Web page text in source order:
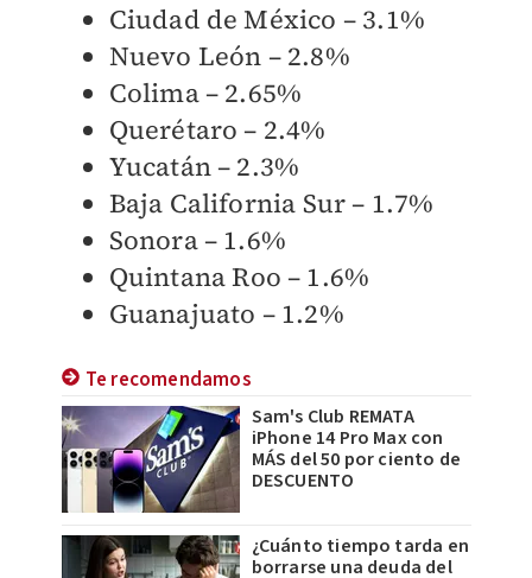
Ciudad de México – 3.1%
Nuevo León – 2.8%
Colima – 2.65%
Querétaro – 2.4%
Yucatán – 2.3%
Baja California Sur – 1.7%
Sonora – 1.6%
Quintana Roo – 1.6%
Guanajuato – 1.2%
Te recomendamos
Sam's Club REMATA
iPhone 14 Pro Max con
MÁS del 50 por ciento de
DESCUENTO
¿Cuánto tiempo tarda en
borrarse una deuda del